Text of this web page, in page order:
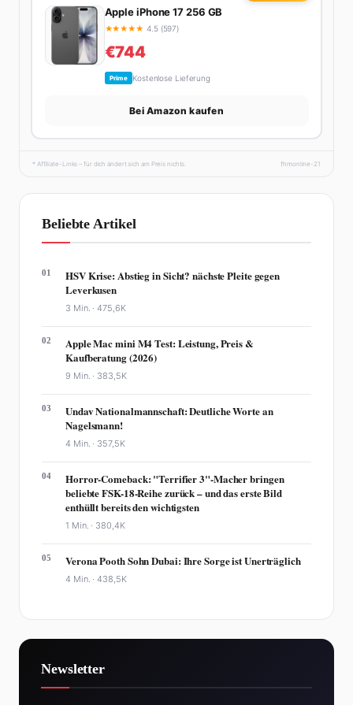
Apple iPhone 17 256 GB
★★★★★ 4.5 (597)
€744
Prime Kostenlose Lieferung
Bei Amazon kaufen
* Affiliate-Links – für dich ändert sich am Preis nichts. fhmonline-21
Beliebte Artikel
01
HSV Krise: Abstieg in Sicht? nächste Pleite gegen
Leverkusen
3 Min. ·475,6K
02
Apple Mac mini M4 Test: Leistung, Preis &
Kaufberatung (2026)
9 Min. · 383,5K
03
Undav Nationalmannschaft: Deutliche Worte an
Nagelsmann!
4 Min. · 357,5K
04
Horror-Comeback: "Terrifier 3"-Macher bringen
beliebte FSK-18-Reihe zurück – und das erste Bild
enthüllt bereits den wichtigsten
1 Min. · 380,4K
05 Verona Pooth Sohn Dubai: Ihre Sorge ist Unerträglich
4 Min. ·438,5K
Newsletter